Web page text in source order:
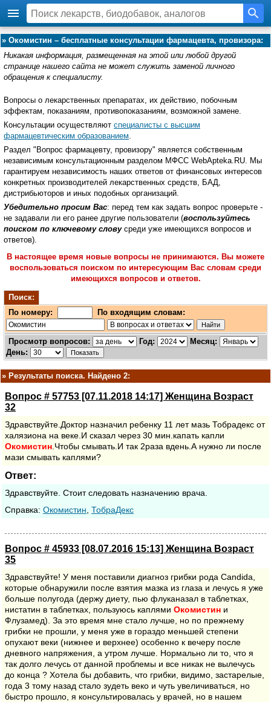
» Окомистин – бесплатные консультации фармацевта, провизора:
Никакая информация, размещенная на этой или любой другой
странице нашего сайта не может служить заменой личного
обращения к специалисту.
Вопросы о лекарственных препаратах, их действию, побочным
эффектам, показаниям, противопоказаниям, возможной замене.
Консультации осуществляют специалисты с высшим
фармацевтическим образованием.
Раздел "Вопрос фармацевту, провизору" является собственным
независимым консультационным разделом МФСС WebApteka.RU. Мы
гарантируем независимость наших ответов от финансовых интересов
конкретных производителей лекарственных средств, БАД,
дистрибьюторов и иных подобных организаций.
Убедительно просим Вас: перед тем как задать вопрос проверьте -
не задавали ли его ранее другие пользователи (воспользуйтесь
поиском по ключевому словусреди уже имеющихся вопросов и
ответов).
В настоящее время новые вопросы не принимаются. Вы можете
воспользоваться поиском по интересующим Вас словам среди
имеющихся вопросов и ответов.
Поиск:
По номеру:
По входящим словам:
Просмотр вопросов: Год:
Месяц:
День:
» Результаты поиска. Найдено 2:
Вопрос # 57753 [07.11.2018 14:17] Женщина Возраст
32
Здравствуйте.Доктор назначил ребенку 11 лет мазь Тобрадекс от
халязиона на веке.И сказал через 30 мин.капать капли
Окомистин .Чтобы смывать.И так 2раза вдень.А нужно ли после
мази смывать каплями?
Ответ:
Здравствуйте. Стоит следовать назначению врача.
Cправка: Окомистин ТобраДекс
Вопрос # 45933 [08.07.2016 15:13] Женщина Возраст
35
Здравствуйте! У меня поставили диагноз грибки рода Candida,
которые обнаружили после взятия мазка из глаза и лечусь я уже
больше полугода (держу диету, пью флуканазал в таблетках,
нистатин в таблетках, пользуюсь каплями Окомистин и
Флузамед). За это время мне стало лучше, но по прежнему
грибки не прошли, у меня уже в гораздо меньшей степени
опухают веки (нижнее и верхнее) особенно к вечеру после
дневного напряжения, а утром лучше. Нормально ли то, что я
так долго лечусь от данной проблемы и все никак не вылечусь
до конца ? Хотела бы добавить, что грибки, видимо, застарелые,
года 3 тому назад стало зудеть веко и чуть увеличиваться, но
быстро прошло, я консультировалась у врачей, но в нашем